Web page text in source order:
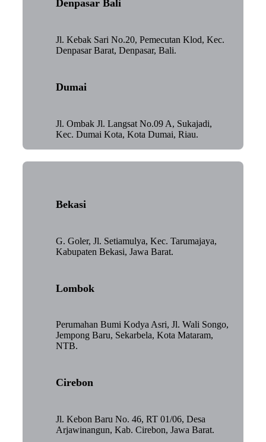
Denpasar Bali
Jl. Kebak Sari No.20, Pemecutan Klod, Kec.
Denpasar Barat, Denpasar, Bali.
Dumai
Jl. Ombak Jl. Langsat No.09 A, Sukajadi,
Kec. Dumai Kota, Kota Dumai, Riau.
Bekasi
G. Goler, Jl. Setiamulya, Kec. Tarumajaya,
Kabupaten Bekasi, Jawa Barat.
Lombok
Perumahan Bumi Kodya Asri, Jl. Wali Songo,
Jempong Baru, Sekarbela, Kota Mataram,
NTB.
Cirebon
Jl. Kebon Baru No. 46, RT 01/06, Desa
Arjawinangun, Kab. Cirebon, Jawa Barat.